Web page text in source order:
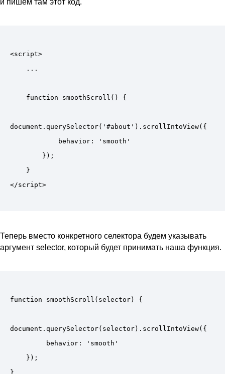
и пишем там этот код.
<script>
document.querySelector('#about').scrollIntoView({
Теперь вместо конкретного селектора будем указывать
аргумент selector, который будет принимать наша функция.
function smoothScroll(selector) {
document.querySelector(selector).scrollIntoView({